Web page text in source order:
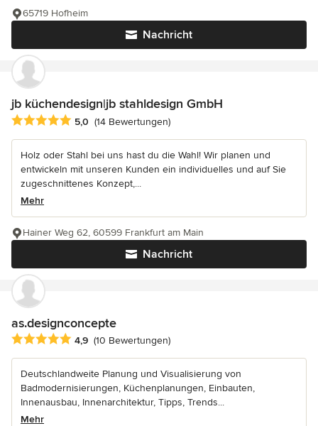
Nachricht
65719 Hofheim
jb küchendesign|jb stahldesign GmbH
Durchschnittliche Bewertung: 5 von 5 Sternen
5,0 (14 Bewertungen)
Holz oder Stahl bei uns hast du die Wahl! Wir planen und
entwickeln mit unseren Kunden ein individuelles und auf Sie
zugeschnittenes Konzept,...
Mehr
Nachricht
Hainer Weg 62, 60599 Frankfurt am Main
as.designconcepte
Durchschnittliche Bewertung: 4.9 von 5 Sternen
4,9 (10 Bewertungen)
Deutschlandweite Planung und Visualisierung von
Badmodernisierungen, Küchenplanungen, Einbauten,
Innenausbau, Innenarchitektur, Tipps, Trends...
Mehr